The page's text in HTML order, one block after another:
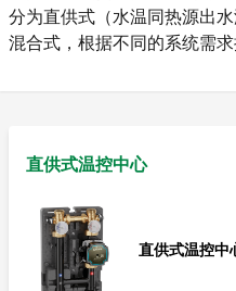
分为直供式（水温同热源出
混合式，根据不同的系统需
直供式温控中心
直供式温控中